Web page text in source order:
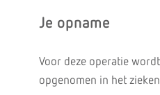
Je opname
Voor deze operatie
opgenomen in het